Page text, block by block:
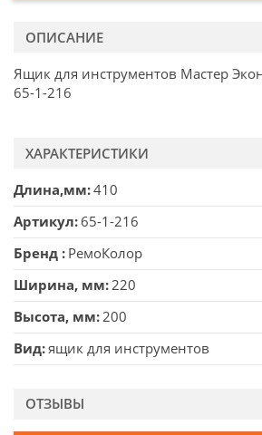
ОПИСАНИЕ
Ящик для инструментов Мастер
65-1-216
ХАРАКТЕРИСТИКИ
Длина,мм 410
Артикул 65-1-216
Бренд РемоКолор
Ширина, мм 220
Высота, мм 200
Вид ящик для инструментов
ОТЗЫВЫ